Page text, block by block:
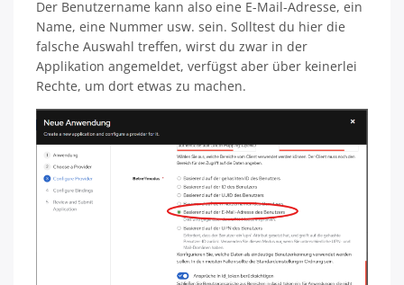
Der Benutzername kann also eine E-Mail-Adresse, ein
Name, eine Nummer usw. sein. Solltest du hier die
falsche Auswahl treffen, wirst du zwar in der
Applikation angemeldet, verfügst aber über keinerlei
Rechte, um dort etwas zu machen.